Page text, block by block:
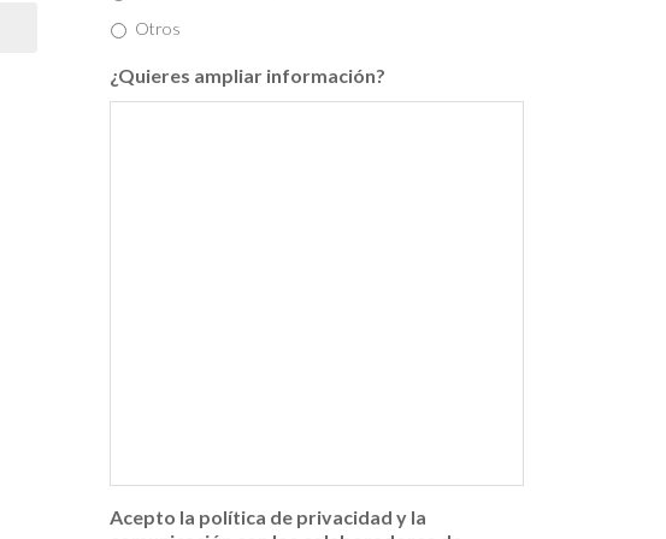
Otros
¿Quieres ampliar información?
Acepto la política de privacidad y la